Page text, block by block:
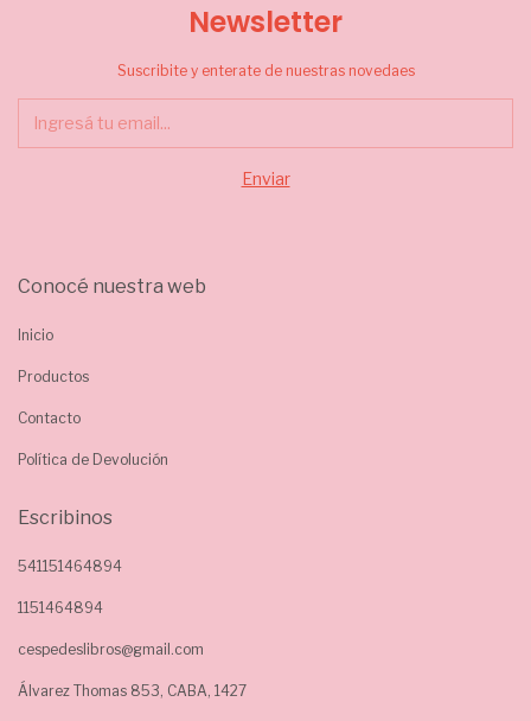
Newsletter
Suscribite y enterate de nuestras novedaes
Conocé nuestra web
Inicio
Productos
Contacto
Política de Devolución
Escribinos
541151464894
1151464894
cespedeslibros@gmail.com
Álvarez Thomas 853, CABA, 1427